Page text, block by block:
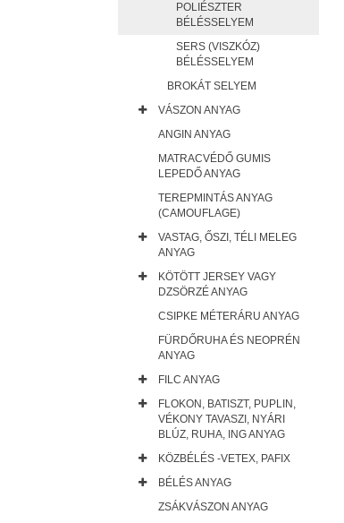
POLIÉSZTER
BÉLÉSSELYEM
SERS (VISZKÓZ)
BÉLÉSSELYEM
BROKÁT SELYEM
VÁSZON ANYAG
ANGIN ANYAG
MATRACVÉDŐ GUMIS
LEPEDŐ ANYAG
TEREPMINTÁS ANYAG
(CAMOUFLAGE)
VASTAG, ŐSZI, TÉLI MELEG
ANYAG
KÖTÖTT JERSEY VAGY
DZSÖRZÉ ANYAG
CSIPKE MÉTERÁRU ANYAG
FÜRDŐRUHA ÉS NEOPRÉN
ANYAG
FILC ANYAG
FLOKON, BATISZT, PUPLIN,
VÉKONY TAVASZI, NYÁRI
BLÚZ, RUHA, ING ANYAG
KÖZBÉLÉS -VETEX, PAFIX
BÉLÉS ANYAG
ZSÁKVÁSZON ANYAG